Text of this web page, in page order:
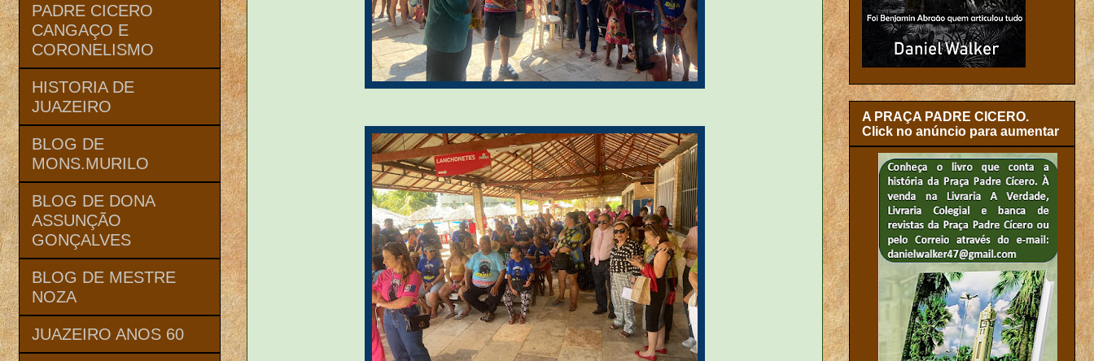
PADRE CICERO
CANGAÇO E
CORONELISMO
HISTORIA DE
JUAZEIRO
BLOG DE
MONS.MURILO
BLOG DE DONA
ASSUNÇÃO
GONÇALVES
BLOG DE MESTRE
NOZA
JUAZEIRO ANOS 60
A PRAÇA PADRE CICERO.
Click no anúncio para aumentar